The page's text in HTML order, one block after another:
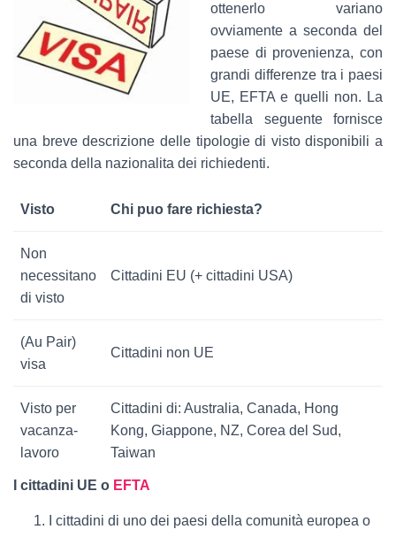
ottenerlo variano
ovviamente a seconda del
paese di provenienza, con
grandi differenze tra i paesi
UE, EFTA e quelli non. La
tabella seguente fornisce
una breve descrizione delle tipologie di visto disponibili a
seconda della nazionalita dei richiedenti.
Visto Chi puo fare richiesta?
Non
necessitano
di visto
Cittadini EU (+ cittadini USA)
(Au Pair)
visa
Cittadini non UE
Visto per
vacanza-
lavoro
Cittadini di: Australia, Canada, Hong
Kong, Giappone, NZ, Corea del Sud,
Taiwan
I cittadini UE o EFTA
I cittadini di uno dei paesi della comunità europea o